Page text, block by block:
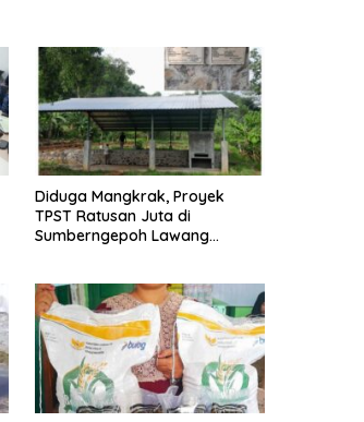
Diduga Mangkrak, Proyek
TPST Ratusan Juta di
Sumberngepoh Lawang